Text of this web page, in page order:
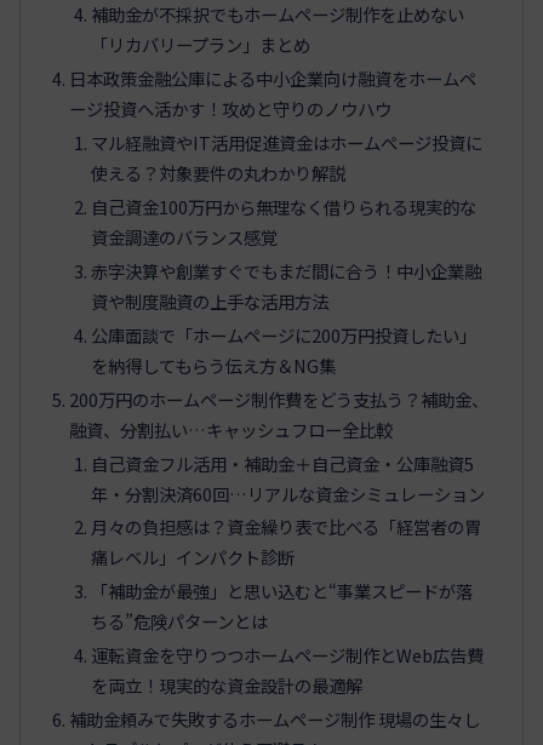
補助金が不採択でもホームページ制作を止めない
「リカバリープラン」まとめ
日本政策金融公庫による中小企業向け融資をホームペ
ージ投資へ活かす！攻めと守りのノウハウ
マル経融資やIT活用促進資金はホームページ投資に
使える？対象要件の丸わかり解説
自己資金100万円から無理なく借りられる現実的な
資金調達のバランス感覚
赤字決算や創業すぐでもまだ間に合う！中小企業融
資や制度融資の上手な活用方法
公庫面談で「ホームページに200万円投資したい」
を納得してもらう伝え方＆NG集
200万円のホームページ制作費をどう支払う？補助金、
融資、分割払い…キャッシュフロー全比較
自己資金フル活用・補助金＋自己資金・公庫融資5
年・分割決済60回…リアルな資金シミュレーション
月々の負担感は？資金繰り表で比べる「経営者の胃
痛レベル」インパクト診断
「補助金が最強」と思い込むと“事業スピードが落
ちる”危険パターンとは
運転資金を守りつつホームページ制作とWeb広告費
を両立！現実的な資金設計の最適解
補助金頼みで失敗するホームページ制作 現場の生々し